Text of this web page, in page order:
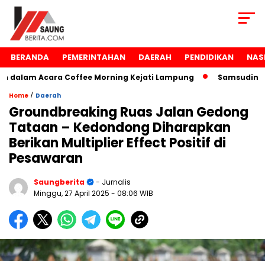
BERANDA PEMERINTAHAN DAERAH PENDIDIKAN
Acara Coffee Morning Kejati Lampung Samsudin
Home / Daerah
Groundbreaking Ruas Jalan Gedong
Tataan – Kedondong Diharapkan
Berikan Multiplier Effect Positif di
Pesawaran
Saungberita
- Jurnalis
Minggu, 27 April 2025 - 08:06 WIB